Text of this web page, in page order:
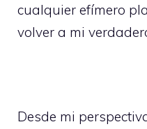
cualquier efímero
volver a mi
Desde mi